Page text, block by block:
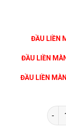
ĐẦU LIỀN
ĐẦU LIỀN
ĐẦU LIỀN